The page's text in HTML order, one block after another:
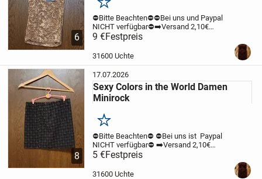
6
Merken
⛔️Bitte Beachten⛔️⛔️Bei uns und Paypal
NICHT verfügbar⛔️➡️Versand 2,10€
unversichert mit der Deutschen Post.
Zahlung per Überweisung möglich ⬅️
könnt Ihr ein Sexy Damen Tank Top aus
9 €Festpreis
31600 Uchte
8
17.07.2026
Sexy Colors in the World Damen
Minirock
Merken
⛔️Bitte Beachten⛔️ ⛔️Bei uns ist Paypal
NICHT verfügbar⛔️ ➡️Versand 2,10€
unversichert mit der Deutschen Post.
Zahlung per Überweisung möglich ⬅️
könnt Ihr einen Stretch Minirock aus der...
5 €Festpreis
31600 Uchte